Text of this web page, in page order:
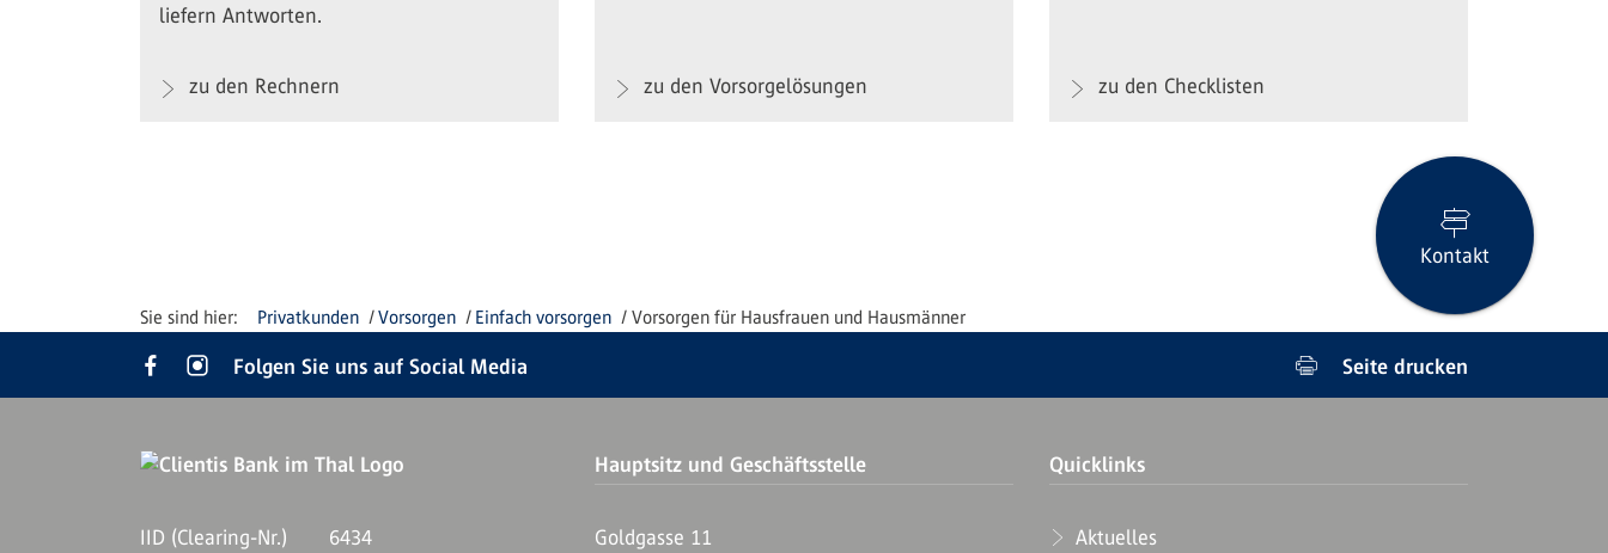
liefern Antworten.
zu den Rechnern zu den Vorsorgelösungen zu den Checklisten
Privatkunden Vorsorgen Einfach vorsorgen Vorsorgen für Hausfrauen und Hausmänner
Kontakt
Folgen Sie uns auf Social Media Seite drucken
Hauptsitz und Geschäftsstelle Quicklinks
IID (Clearing-Nr.) 6434 Goldgasse 11 Aktuelles